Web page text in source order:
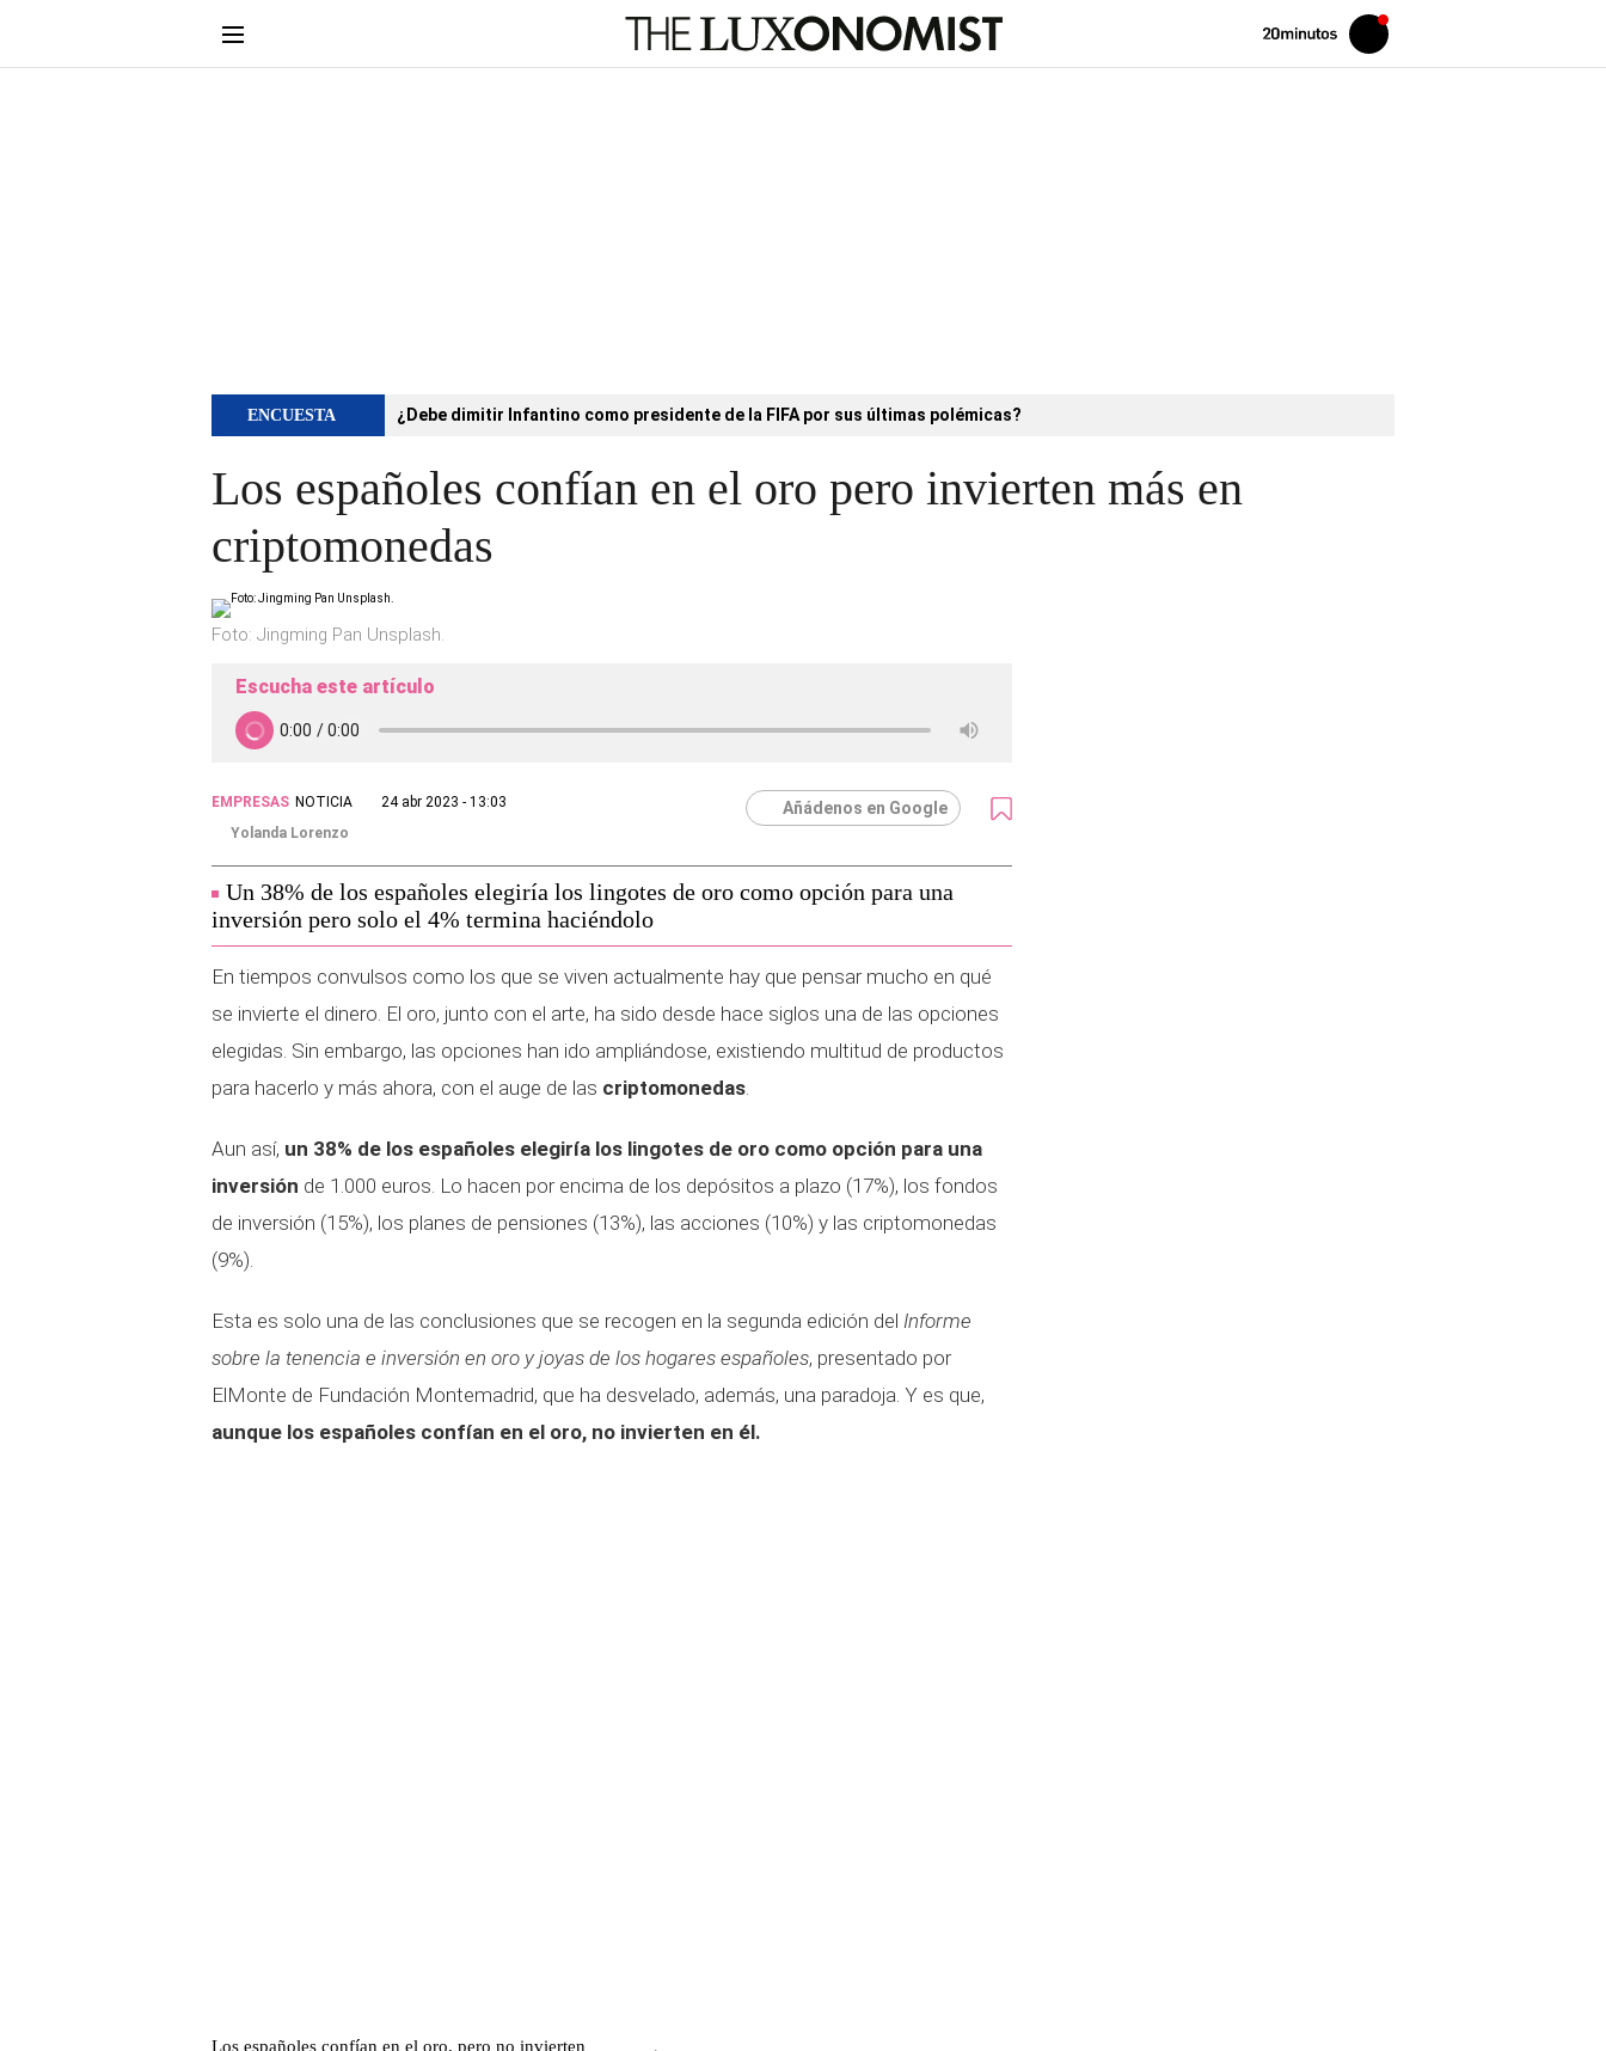
Volver
Iniciar
sesión
ENCUESTA ¿Debe dimitir Infantino como presidente de la FIFA por sus últimas polémicas?
Los españoles confían en el oro pero invierten más en
criptomonedas
Foto: Jingming Pan Unsplash.
Escucha este artículo
EMPRESAS NOTICIA
24 abr 2023 - 13:03
Yolanda Lorenzo
Añádenos en Google
Un 38% de los españoles elegiría los lingotes de oro como opción para una
inversión pero solo el 4% termina haciéndolo
En tiempos convulsos como los que se viven actualmente hay que pensar mucho en qué
se invierte el dinero. El oro, junto con el arte, ha sido desde hace siglos una de las opciones
elegidas. Sin embargo, las opciones han ido ampliándose, existiendo multitud de productos
para hacerlo y más ahora, con el auge de las criptomonedas.
Aun así, un 38% de los españoles elegiría los lingotes de oro como opción para una
inversión de 1.000 euros. Lo hacen por encima de los depósitos a plazo (17%), los fondos
de inversión (15%), los planes de pensiones (13%), las acciones (10%) y las criptomonedas
(9%).
Esta es solo una de las conclusiones que se recogen en la segunda edición del Informe
sobre la tenencia e inversión en oro y joyas de los hogares españoles, presentado por
ElMonte de Fundación Montemadrid, que ha desvelado, además, una paradoja. Y es que,
aunque los españoles confían en el oro, no invierten en él.
Los españoles confían en el oro, pero no invierten